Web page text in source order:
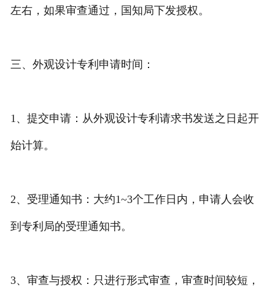
左右，如果审查通过，国知局下发授权。
三、外观设计专利申请时间：
1、提交申请：从外观设计专利请求书发送之日起开
始计算。
2、受理通知书：大约1~3个工作日内，申请人会收
到专利局的受理通知书。
3、审查与授权：只进行形式审查，审查时间较短，